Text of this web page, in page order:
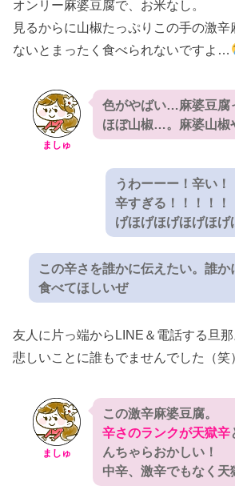
オンリー麻婆豆腐で、お米なし。
見るからに山椒たっぷりこの手の激
ないとまったく食べられないですよ…
ましゅ
色がやばい…麻婆豆腐
ほぼ山椒…。麻婆山椒
うわーーー！辛い！
辛すぎる！！！！！
げほげほげほげほ
この辛さを誰かに伝えたい。誰か
食べてほしいぜ
友人に片っ端からLINE＆電話する旦那
悲しいことに誰もでませんでした（笑
ましゅ
この激辛麻婆豆腐。
辛さのランクが天獄辛
んちゃらおかしい！
中辛、激辛でもなく